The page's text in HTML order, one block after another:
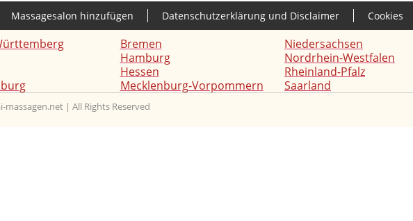
Massagesalon hinzufügen Datenschutzerklärung und Disclaimer Cookies
Bremen
Hamburg
Hessen
Mecklenburg-Vorpommern
Niedersachsen
Nordrhein-Westfalen
Rheinland-Pfalz
Saarland
massagen.net | All Rights Reserved